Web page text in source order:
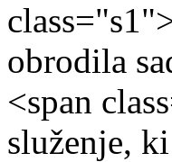
obrodila
<span
služenje,